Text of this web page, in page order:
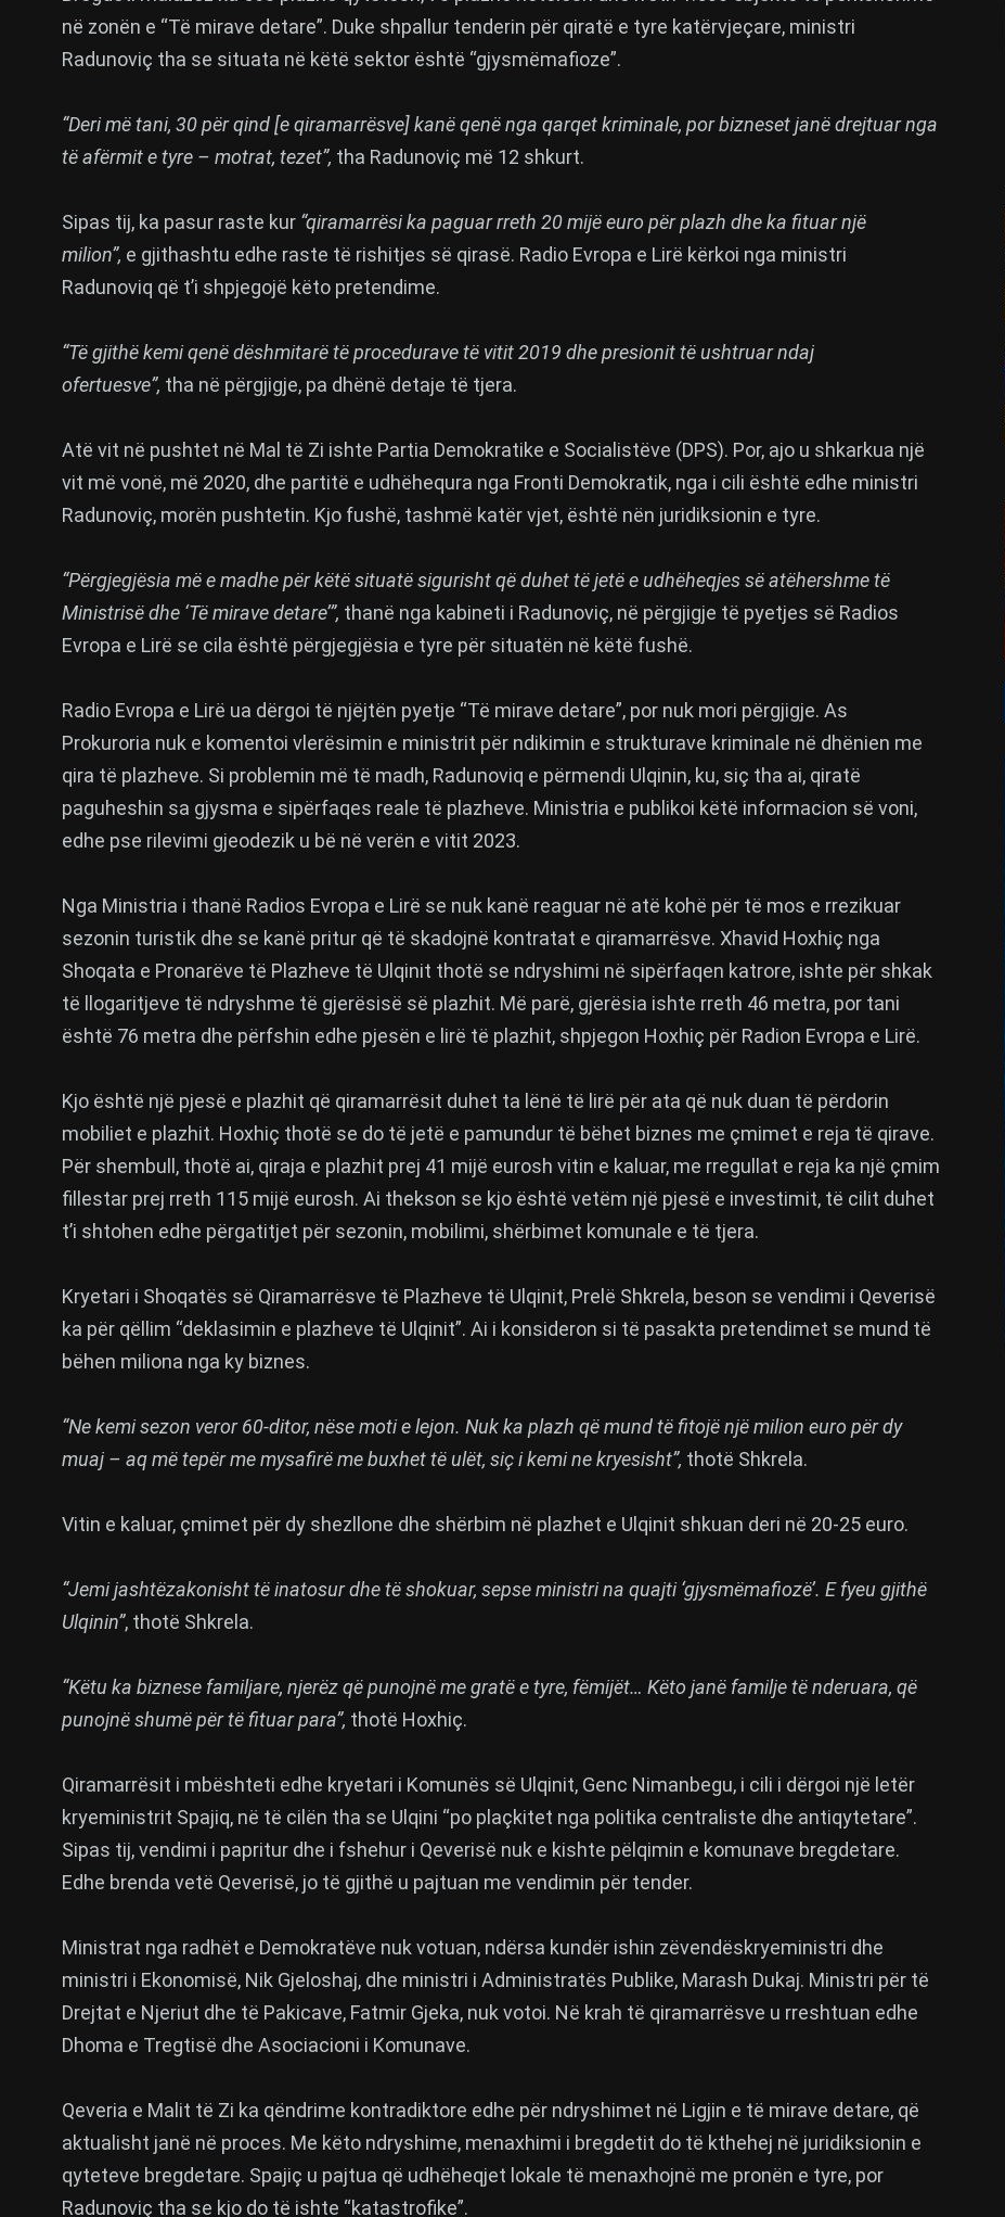
në zonën e “Të mirave detare”. Duke shpallur tenderin për qiratë e tyre katërvjeçare, ministri
Radunoviç tha se situata në këtë sektor është “gjysmëmafioze”.
“Deri më tani, 30 për qind [e qiramarrësve] kanë qenë nga qarqet kriminale, por bizneset janë drejtuar nga
të afërmit e tyre – motrat, tezet”, tha Radunoviç më 12 shkurt.
Sipas tij, ka pasur raste kur “qiramarrësi ka paguar rreth 20 mijë euro për plazh dhe ka fituar një
milion”, e gjithashtu edhe raste të rishitjes së qirasë. Radio Evropa e Lirë kërkoi nga ministri
Radunoviq që t’i shpjegojë këto pretendime.
“Të gjithë kemi qenë dëshmitarë të procedurave të vitit 2019 dhe presionit të ushtruar ndaj
ofertuesve”, tha në përgjigje, pa dhënë detaje të tjera.
Atë vit në pushtet në Mal të Zi ishte Partia Demokratike e Socialistëve (DPS). Por, ajo u shkarkua një
vit më vonë, më 2020, dhe partitë e udhëhequra nga Fronti Demokratik, nga i cili është edhe ministri
Radunoviç, morën pushtetin. Kjo fushë, tashmë katër vjet, është nën juridiksionin e tyre.
“Përgjegjësia më e madhe për këtë situatë sigurisht që duhet të jetë e udhëheqjes së atëhershme të
Ministrisë dhe ‘Të mirave detare’”, thanë nga kabineti i Radunoviç, në përgjigje të pyetjes së Radios
Evropa e Lirë se cila është përgjegjësia e tyre për situatën në këtë fushë.
Radio Evropa e Lirë ua dërgoi të njëjtën pyetje “Të mirave detare”, por nuk mori përgjigje. As
Prokuroria nuk e komentoi vlerësimin e ministrit për ndikimin e strukturave kriminale në dhënien me
qira të plazheve. Si problemin më të madh, Radunoviq e përmendi Ulqinin, ku, siç tha ai, qiratë
paguheshin sa gjysma e sipërfaqes reale të plazheve. Ministria e publikoi këtë informacion së voni,
edhe pse rilevimi gjeodezik u bë në verën e vitit 2023.
Nga Ministria i thanë Radios Evropa e Lirë se nuk kanë reaguar në atë kohë për të mos e rrezikuar
sezonin turistik dhe se kanë pritur që të skadojnë kontratat e qiramarrësve. Xhavid Hoxhiç nga
Shoqata e Pronarëve të Plazheve të Ulqinit thotë se ndryshimi në sipërfaqen katrore, ishte për shkak
të llogaritjeve të ndryshme të gjerësisë së plazhit. Më parë, gjerësia ishte rreth 46 metra, por tani
është 76 metra dhe përfshin edhe pjesën e lirë të plazhit, shpjegon Hoxhiç për Radion Evropa e Lirë.
Kjo është një pjesë e plazhit që qiramarrësit duhet ta lënë të lirë për ata që nuk duan të përdorin
mobiliet e plazhit. Hoxhiç thotë se do të jetë e pamundur të bëhet biznes me çmimet e reja të qirave.
Për shembull, thotë ai, qiraja e plazhit prej 41 mijë eurosh vitin e kaluar, me rregullat e reja ka një çmim
fillestar prej rreth 115 mijë eurosh. Ai thekson se kjo është vetëm një pjesë e investimit, të cilit duhet
t’i shtohen edhe përgatitjet për sezonin, mobilimi, shërbimet komunale e të tjera.
Kryetari i Shoqatës së Qiramarrësve të Plazheve të Ulqinit, Prelë Shkrela, beson se vendimi i Qeverisë
ka për qëllim “deklasimin e plazheve të Ulqinit”. Ai i konsideron si të pasakta pretendimet se mund të
bëhen miliona nga ky biznes.
“Ne kemi sezon veror 60-ditor, nëse moti e lejon. Nuk ka plazh që mund të fitojë një milion euro për dy
muaj – aq më tepër me mysafirë me buxhet të ulët, siç i kemi ne kryesisht”, thotë Shkrela.
Vitin e kaluar, çmimet për dy shezllone dhe shërbim në plazhet e Ulqinit shkuan deri në 20-25 euro.
“Jemi jashtëzakonisht të inatosur dhe të shokuar, sepse ministri na quajti ‘gjysmëmafiozë’. E fyeu gjithë
Ulqinin”, thotë Shkrela.
“Këtu ka biznese familjare, njerëz që punojnë me gratë e tyre, fëmijët… Këto janë familje të nderuara, që
punojnë shumë për të fituar para”, thotë Hoxhiç.
Qiramarrësit i mbështeti edhe kryetari i Komunës së Ulqinit, Genc Nimanbegu, i cili i dërgoi një letër
kryeministrit Spajiq, në të cilën tha se Ulqini “po plaçkitet nga politika centraliste dhe antiqytetare”.
Sipas tij, vendimi i papritur dhe i fshehur i Qeverisë nuk e kishte pëlqimin e komunave bregdetare.
Edhe brenda vetë Qeverisë, jo të gjithë u pajtuan me vendimin për tender.
Ministrat nga radhët e Demokratëve nuk votuan, ndërsa kundër ishin zëvendëskryeministri dhe
ministri i Ekonomisë, Nik Gjeloshaj, dhe ministri i Administratës Publike, Marash Dukaj. Ministri për të
Drejtat e Njeriut dhe të Pakicave, Fatmir Gjeka, nuk votoi. Në krah të qiramarrësve u rreshtuan edhe
Dhoma e Tregtisë dhe Asociacioni i Komunave.
Qeveria e Malit të Zi ka qëndrime kontradiktore edhe për ndryshimet në Ligjin e të mirave detare, që
aktualisht janë në proces. Me këto ndryshime, menaxhimi i bregdetit do të kthehej në juridiksionin e
qyteteve bregdetare. Spajiç u pajtua që udhëheqjet lokale të menaxhojnë me pronën e tyre, por
Radunoviç tha se kjo do të ishte “katastrofike”.